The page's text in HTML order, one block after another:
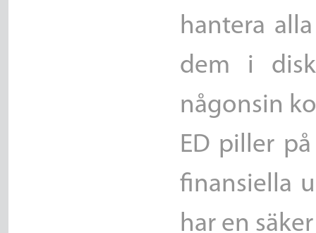
hantera
dem i
någonsin
ED piller
finansiella
har en